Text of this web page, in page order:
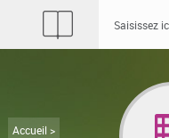
Accueil >